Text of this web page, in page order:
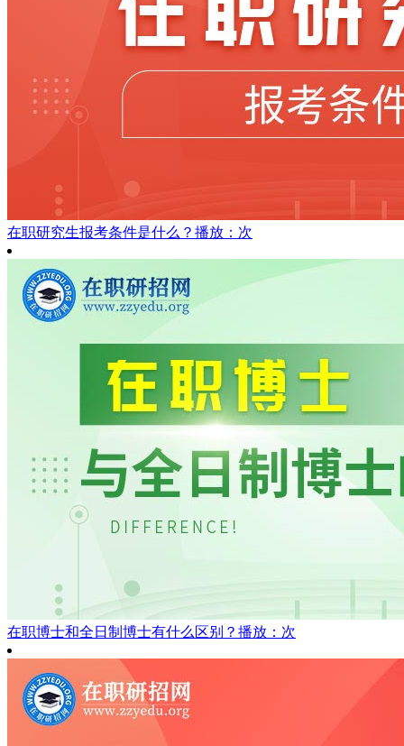
在职研究生报考条件是什么？ 播放：次
在职博士和全日制博士有什么区别？ 播放：次